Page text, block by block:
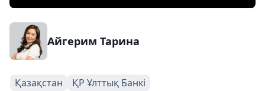
Айгерим Тарина
Қазақстан ҚР Ұлттық Банкі